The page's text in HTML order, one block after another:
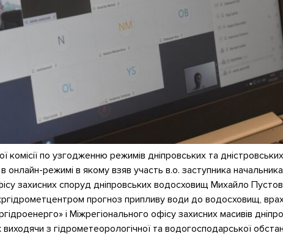
комісії по узгодженню режимів дніпровських та
онлайн-режимі в якому взяв участь в.о. заступника начальника
захисних споруд дніпровських водосховищ Михайло
прогноз припливу води до водосховищ,
і Міжрегіонального офісу захисних масивів
з гідрометеорологічної та водогосподарської